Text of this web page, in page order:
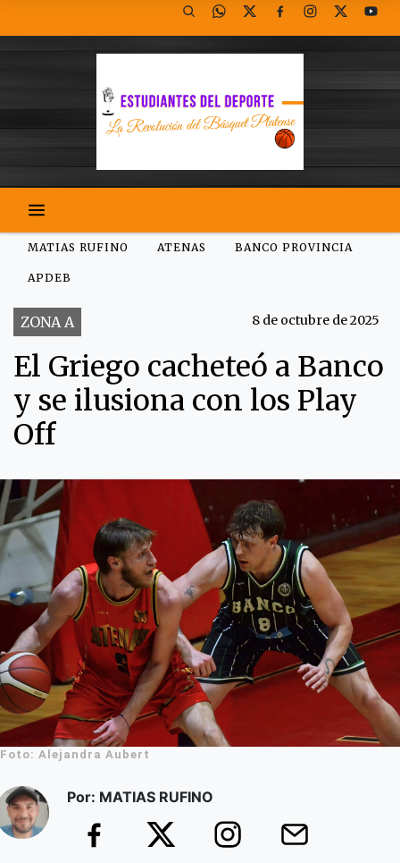
MATIAS RUFINO ATENAS BANCO PROVINCIA
APDEB
ZONA A 8 de octubre de 2025
El Griego cacheteó a Banco
y se ilusiona con los Play
Off
Foto: Alejandra Aubert
Por: MATIAS RUFINO